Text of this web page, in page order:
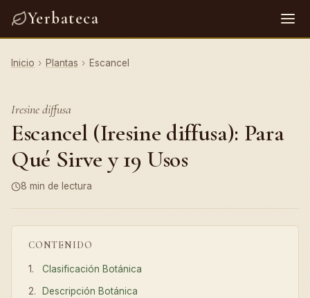
Yerbateca
Inicio › Plantas › Escancel
Iresine diffusa
Escancel (Iresine diffusa): Para
Qué Sirve y 19 Usos
8 min de lectura
CONTENIDO
Clasificación Botánica
Descripción Botánica